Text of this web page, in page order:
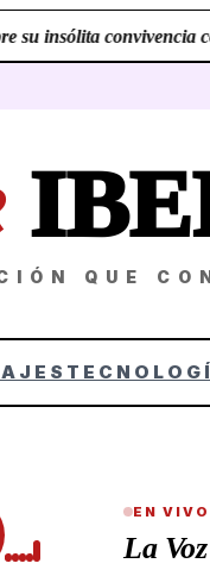
insólita convivencia
QUE
EN VIVO
La